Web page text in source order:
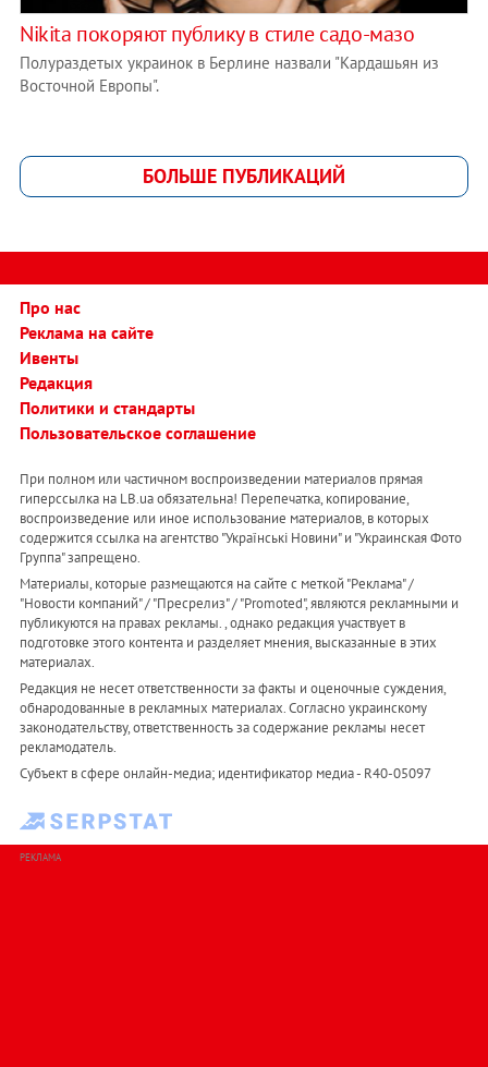
Nikita покоряют публику в стиле садо-мазо
Полураздетых украинок в Берлине назвали "Кардашьян из
Восточной Европы".
БОЛЬШЕ ПУБЛИКАЦИЙ
Про нас
Реклама на сайте
Ивенты
Редакция
Политики и стандарты
Пользовательское соглашение
При полном или частичном воспроизведении материалов прямая
гиперссылка на LB.ua обязательна! Перепечатка, копирование,
воспроизведение или иное использование материалов, в которых
содержится ссылка на агентство "Українськi Новини" и "Украинская Фото
Группа" запрещено.
Материалы, которые размещаются на сайте с меткой "Реклама" /
"Новости компаний" / "Пресрелиз" / "Promoted", являются рекламными и
публикуются на правах рекламы. , однако редакция участвует в
подготовке этого контента и разделяет мнения, высказанные в этих
материалах.
Редакция не несет ответственности за факты и оценочные суждения,
обнародованные в рекламных материалах. Согласно украинскому
законодательству, ответственность за содержание рекламы несет
рекламодатель.
Субъект в сфере онлайн-медиа; идентификатор медиа - R40-05097
РЕКЛАМА